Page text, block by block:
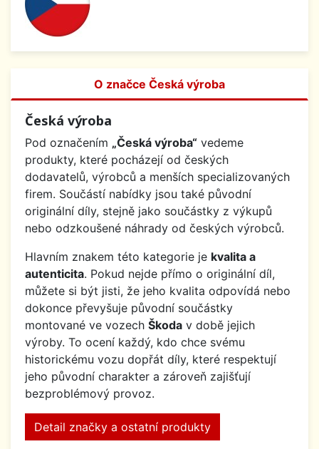
O značce Česká výroba
Česká výroba
Pod označením „Česká výroba“ vedeme
produkty, které pocházejí od českých
dodavatelů, výrobců a menších specializovaných
firem. Součástí nabídky jsou také původní
originální díly, stejně jako součástky z výkupů
nebo odzkoušené náhrady od českých výrobců.
Hlavním znakem této kategorie je kvalita a
autenticita. Pokud nejde přímo o originální díl,
můžete si být jisti, že jeho kvalita odpovídá nebo
dokonce převyšuje původní součástky
montované ve vozech Škoda v době jejich
výroby. To ocení každý, kdo chce svému
historickému vozu dopřát díly, které respektují
jeho původní charakter a zároveň zajišťují
bezproblémový provoz.
Detail značky a ostatní produkty